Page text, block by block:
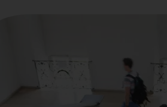
Internationale und Gaststudierende
NEWS NEWS